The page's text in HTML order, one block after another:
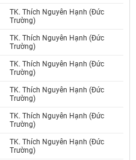
TK. Thích Nguyên Hạnh (Đức
Trường)
TK. Thích Nguyên Hạnh (Đức
Trường)
TK. Thích Nguyên Hạnh (Đức
Trường)
TK. Thích Nguyên Hạnh (Đức
Trường)
TK. Thích Nguyên Hạnh (Đức
Trường)
TK. Thích Nguyên Hạnh (Đức
Trường)